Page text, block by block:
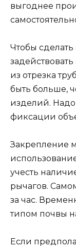
выгоднее
Чтобы сделать
из отрезка
быть больше,
изделий. Надо
фиксации
Закрепление
учесть
рычагов.
за час.
типом почвы
Если